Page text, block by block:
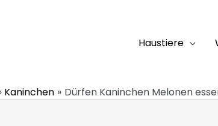
Haustiere
Kaninchen Dürfen Kaninchen Melonen